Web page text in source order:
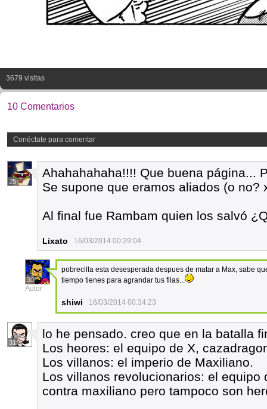
3679 visitas
10 Comentarios
Conéctate para comentar
25
Ahahahahaha!!!! Que buena página...
Se supone que eramos aliados (o no?
Al final fue Rambam quien los salvó
Lixato 16/03/2014 00:29:04
30
Autor
pobrecilla esta desesperada despues de matar a Max, sabe
tiempo tienes para agrandar tus filas...
shiwi 16/03/2014 00:34:23
31
lo he pensado. creo que en la batalla
Los heores: el equipo de X,
Los villanos: el imperio de Maxiliano.
Los villanos revolucionarios: el
contra maxiliano pero tampoco son